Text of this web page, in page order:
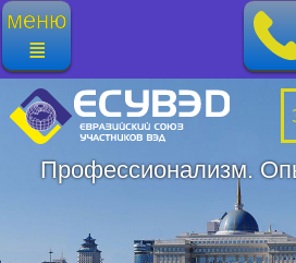
меню
≣
Профессионализм.